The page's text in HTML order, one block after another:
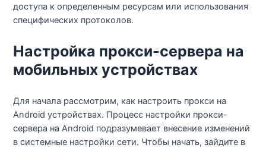
доступа к определенным ресурсам или использования
специфических протоколов.
Настройка прокси-сервера на
мобильных устройствах
Для начала рассмотрим, как настроить прокси на
Android устройствах. Процесс настройки прокси-
сервера на Android подразумевает внесение изменений
в системные настройки сети. Чтобы начать, зайдите в